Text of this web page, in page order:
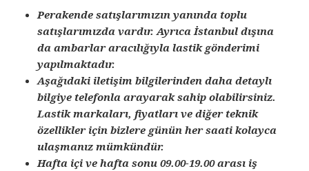
Perakende satışlarımızın yanında toplu
satışlarımızda vardır. Ayrıca İstanbul dışına
da ambarlar aracılığıyla lastik gönderimi
yapılmaktadır.
Aşağıdaki iletişim bilgilerinden daha detaylı
bilgiye telefonla arayarak sahip olabilirsiniz.
Lastik markaları, fiyatları ve diğer teknik
özellikler için bizlere günün her saati kolayca
ulaşmanız mümkündür.
Hafta içi ve hafta sonu 09.00-19.00 arası iş